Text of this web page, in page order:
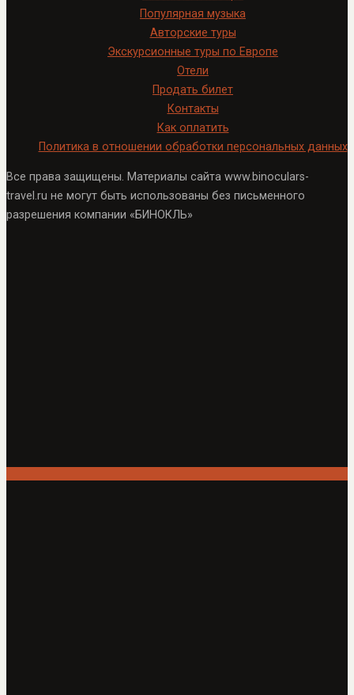
Популярная музыка
Авторские туры
Экскурсионные туры по Европе
Отели
Продать билет
Контакты
Как оплатить
Политика в отношении обработки персональных данных
Все права защищены. Материалы сайта www.binoculars-
travel.ru не могут быть использованы без письменного
разрешения компании «БИНОКЛЬ»